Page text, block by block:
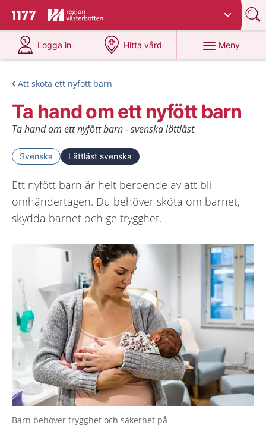
Till startsidan för 1177
Du har valt region
Logga in
på 1177.se
Hitta vård
på 1177.se
Meny
Att sköta ett nyfött barn
Ta hand om ett nyfött barn
Ta hand om ett nyfött barn - svenska lättläst
Svenska Lättläst svenska
Ett nyfött barn är helt beroende av att bli
omhändertagen. Du behöver sköta om barnet,
skydda barnet och ge trygghet.
Barn behöver trygghet och säkerhet på